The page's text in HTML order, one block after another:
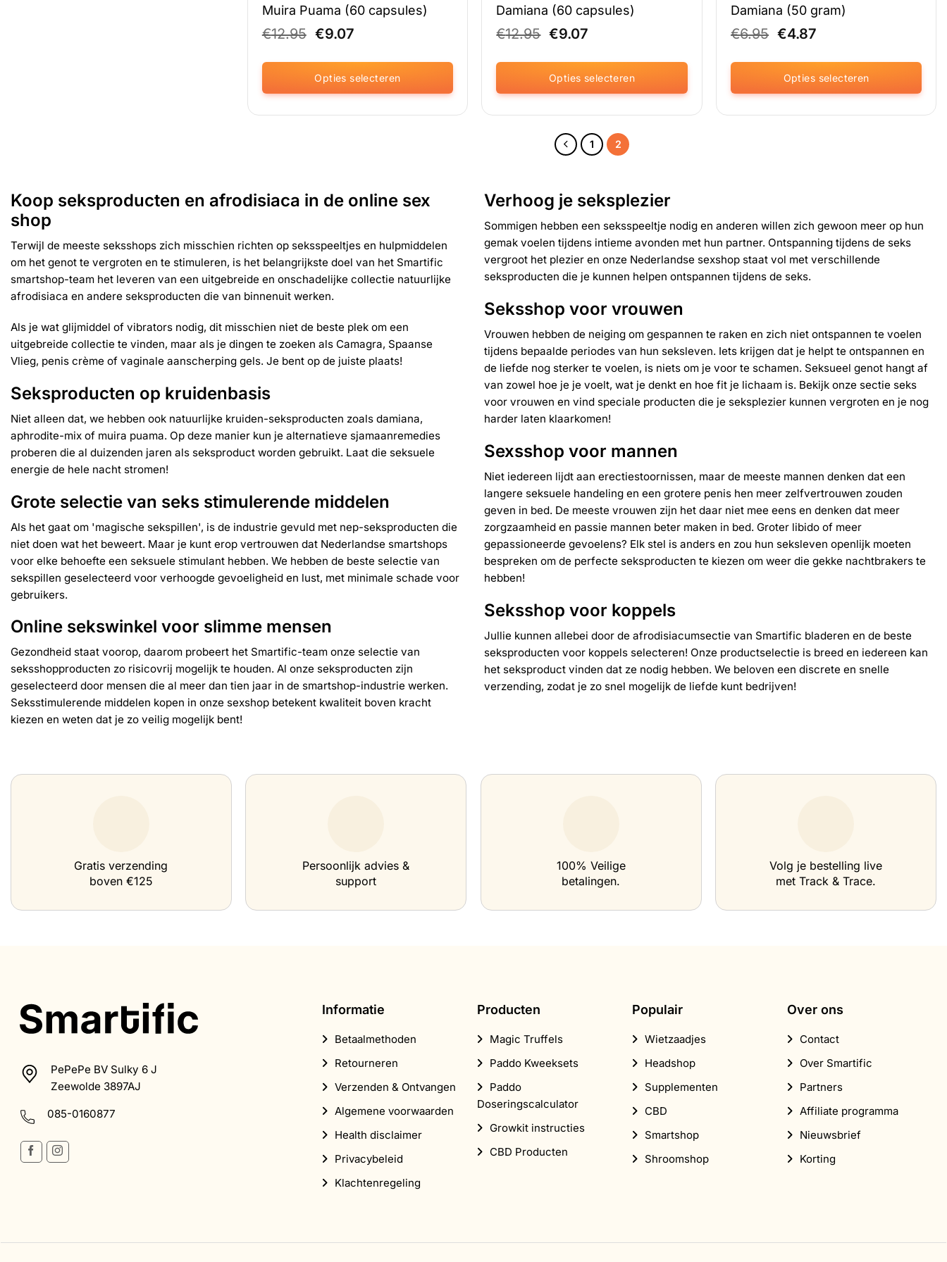
Muira Puama (60 capsules)
€12.95 Oorspronkelijke
was:
€12.95.
€9.07Huidige
is:
€9.07.
Opties selecteren
Dit
product
kan
op
de
productpagina
Damiana (60 capsules)
€12.95 Oorspronkelijke
was:
€12.95.
€9.07
is:
€9.07.
Opties selecteren
Dit
product
kan
gekozen
worden
op
de
productpagina
Damiana (50 gram)
€6.95 Oorspronkelijke
was:
€6.95.
€4.87
is:
€4.87.
Opties selecteren
Dit
product
worden
op
de
productpagina
1 2
Koop seksproducten en afrodisiaca in de online sex
shop
Terwijl de meeste seksshops zich misschien richten op seksspeeltjes en hulpmiddelen
om het genot te vergroten en te stimuleren, is het belangrijkste doel van het Smartific
smartshop-team het leveren van een uitgebreide en onschadelijke collectie natuurlijke
afrodisiaca en andere seksproducten die van binnenuit werken.
Als je wat glijmiddel of vibrators nodig, dit misschien niet de beste plek om een
uitgebreide collectie te vinden, maar als je dingen te zoeken als Camagra, Spaanse
Vlieg, penis crème of vaginale aanscherping gels. Je bent op de juiste plaats!
Seksproducten op kruidenbasis
Niet alleen dat, we hebben ook natuurlijke kruiden-seksproducten zoals damiana,
aphrodite-mix of muira puama. Op deze manier kun je alternatieve sjamaanremedies
proberen die al duizenden jaren als seksproduct worden gebruikt. Laat die seksuele
energie de hele nacht stromen!
Grote selectie van seks stimulerende middelen
Als het gaat om 'magische sekspillen', is de industrie gevuld met nep-seksproducten die
niet doen wat het beweert. Maar je kunt erop vertrouwen dat Nederlandse smartshops
voor elke behoefte een seksuele stimulant hebben. We hebben de beste selectie van
sekspillen geselecteerd voor verhoogde gevoeligheid en lust, met minimale schade voor
gebruikers.
Online sekswinkel voor slimme mensen
Gezondheid staat voorop, daarom probeert het Smartific-team onze selectie van
seksshopproducten zo risicovrij mogelijk te houden. Al onze seksproducten zijn
geselecteerd door mensen die al meer dan tien jaar in de smartshop-industrie werken.
Seksstimulerende middelen kopen in onze sexshop betekent kwaliteit boven kracht
kiezen en weten dat je zo veilig mogelijk bent!
Verhoog je seksplezier
Sommigen hebben een seksspeeltje nodig en anderen willen zich gewoon meer op hun
gemak voelen tijdens intieme avonden met hun partner. Ontspanning tijdens de seks
vergroot het plezier en onze Nederlandse sexshop staat vol met verschillende
seksproducten die je kunnen helpen ontspannen tijdens de seks.
Seksshop voor vrouwen
Vrouwen hebben de neiging om gespannen te raken en zich niet ontspannen te voelen
tijdens bepaalde periodes van hun seksleven. Iets krijgen dat je helpt te ontspannen en
de liefde nog sterker te voelen, is niets om je voor te schamen. Seksueel genot hangt af
van zowel hoe je je voelt, wat je denkt en hoe fit je lichaam is. Bekijk onze sectie seks
voor vrouwen en vind speciale producten die je seksplezier kunnen vergroten en je nog
harder laten klaarkomen!
Sexsshop voor mannen
Niet iedereen lijdt aan erectiestoornissen, maar de meeste mannen denken dat een
langere seksuele handeling en een grotere penis hen meer zelfvertrouwen zouden
geven in bed. De meeste vrouwen zijn het daar niet mee eens en denken dat meer
zorgzaamheid en passie mannen beter maken in bed. Groter libido of meer
gepassioneerde gevoelens? Elk stel is anders en zou hun seksleven openlijk moeten
bespreken om de perfecte seksproducten te kiezen om weer die gekke nachtbrakers te
hebben!
Seksshop voor koppels
Jullie kunnen allebei door de afrodisiacumsectie van Smartific bladeren en de beste
seksproducten voor koppels selecteren! Onze productselectie is breed en iedereen kan
het seksproduct vinden dat ze nodig hebben. We beloven een discrete en snelle
verzending, zodat je zo snel mogelijk de liefde kunt bedrijven!
Gratis verzending
boven €125
Persoonlijk advies &
support
100% Veilige
betalingen.
Volg je bestelling live
met Track & Trace.
PePePe BV Sulky 6 J
Zeewolde 3897AJ
085-0160877
Informatie
Betaalmethoden
Retourneren
Verzenden & Ontvangen
Algemene voorwaarden
Health disclaimer
Privacybeleid
Klachtenregeling
Producten
Magic Truffels
Paddo Kweeksets
Paddo
Doseringscalculator
Growkit instructies
CBD Producten
Populair
Wietzaadjes
Headshop
Supplementen
CBD
Smartshop
Shroomshop
Over ons
Contact
Over Smartific
Partners
Affiliate programma
Nieuwsbrief
Korting